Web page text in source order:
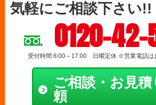
気軽にご相談下さい!!
0120-
受付時間 8:00～17:00 日曜定休 ※営業電話は
ご相談・お見積
頼